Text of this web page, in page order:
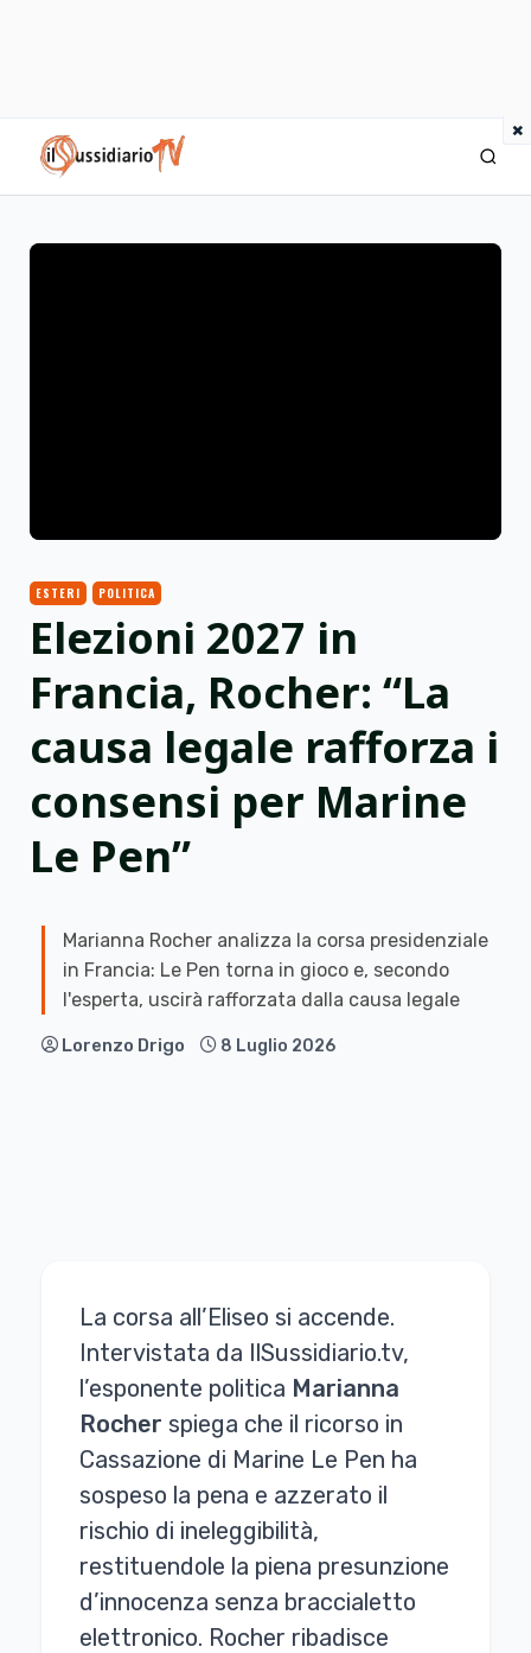
×
IlSussidiario TV
ESTERI POLITICA
Elezioni 2027 in
Francia, Rocher: “La
causa legale rafforza i
consensi per Marine
Le Pen”
Marianna Rocher analizza la corsa presidenziale
in Francia: Le Pen torna in gioco e, secondo
l'esperta, uscirà rafforzata dalla causa legale
Lorenzo Drigo 8 Luglio 2026
La corsa all’Eliseo si accende.
Intervistata da IlSussidiario.tv,
l’esponente politica Marianna
Rocher spiega che il ricorso in
Cassazione di Marine Le Pen ha
sospeso la pena e azzerato il
rischio di ineleggibilità,
restituendole la piena presunzione
d’innocenza senza braccialetto
elettronico. Rocher ribadisce